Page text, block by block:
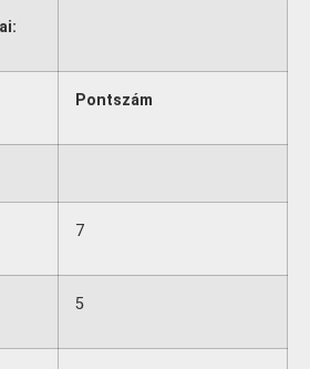
Pontszám
7
5